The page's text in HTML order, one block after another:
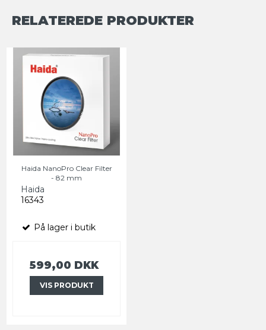
RELATEREDE PRODUKTER
Haida NanoPro Clear Filter
- 82 mm
Haida
16343
På lager i butik
599,00 DKK
VIS PRODUKT